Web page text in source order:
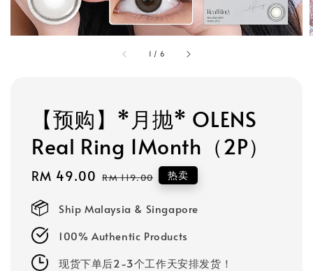
1 / 6
【预购】*月抛* OLENS
Real Ring 1Month（2P）
Sale
RM 49.00 Regular
RM 119.00 热卖
Ship Malaysia & Singapore
100% Authentic Products
现货下单后2-3个工作天安排发货！